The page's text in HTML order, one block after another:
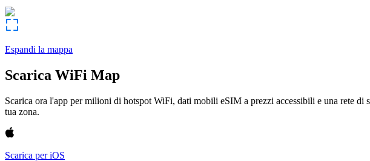
Espandi la mappa
Scarica WiFi Map
Scarica ora l'app per milioni di hotspot WiFi, dati mobili eSIM a prezzi accessibili e una rete
tua zona.
Scarica per iOS